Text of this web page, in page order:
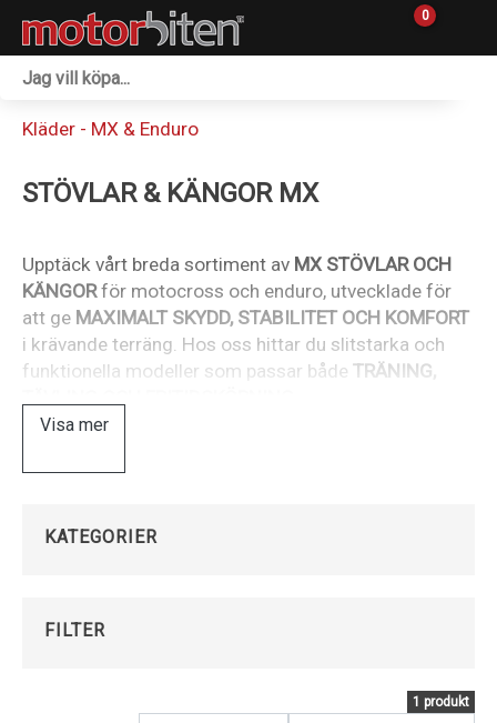
0
Outlet
Reservdelar
Kläder - MX & Enduro
STÖVLAR & KÄNGOR MX
Upptäck vårt breda sortiment av MX STÖVLAR OCH
KÄNGORför motocross och enduro, utvecklade för
att ge MAXIMALT SKYDD, STABILITET OCH KOMFORT
i krävande terräng. Hos oss hittar du slitstarka och
funktionella modeller som passar både TRÄNING,
LS2, AIROH, ALPINESTARS, FORMA, SIDI OCH KTM
hållbarhet. Oavsett om du kör på bana eller i skog och
Våra MX-stövlar är utrustade med
robusta konstruktionen tillsammans med
Visa mer
KATEGORIER
FILTER
1 produkt